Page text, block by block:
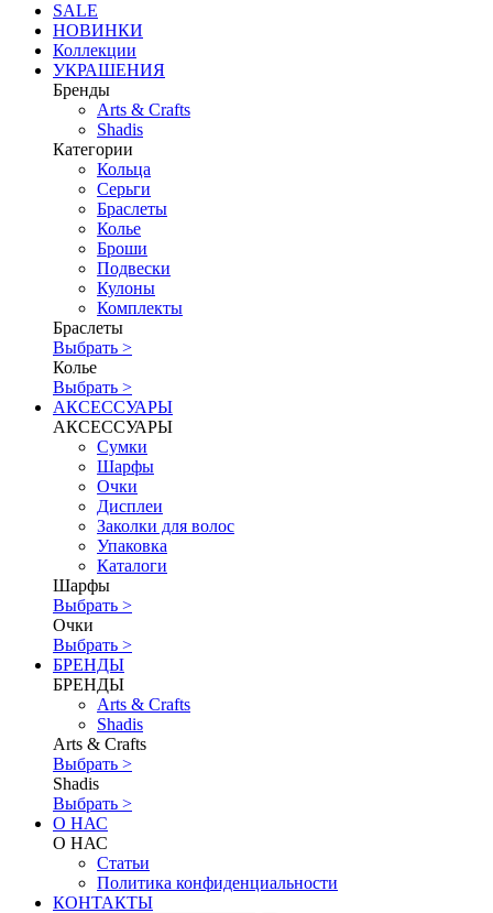
SALE
НОВИНКИ
Коллекции
УКРАШЕНИЯ
Бренды
Аrts & Сrafts
Shadis
Категории
Кольца
Серьги
Браслеты
Колье
Броши
Подвески
Кулоны
Комплекты
Браслеты
Выбрать >
Колье
Выбрать >
АКСЕССУАРЫ
АКСЕССУАРЫ
Сумки
Шарфы
Очки
Дисплеи
Заколки для волос
Упаковка
Каталоги
Шарфы
Выбрать >
Очки
Выбрать >
БРЕНДЫ
БРЕНДЫ
Аrts & Сrafts
Shadis
Аrts & Сrafts
Выбрать >
Shadis
Выбрать >
О НАС
О НАС
Статьи
Политика конфиденциальности
КОНТАКТЫ